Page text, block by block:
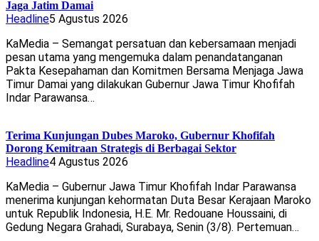
Jaga Jatim Damai
Headline5 Agustus 2026
KaMedia – Semangat persatuan dan kebersamaan menjadi
pesan utama yang mengemuka dalam penandatanganan
Pakta Kesepahaman dan Komitmen Bersama Menjaga Jawa
Timur Damai yang dilakukan Gubernur Jawa Timur Khofifah
Indar Parawansa…
Terima Kunjungan Dubes Maroko, Gubernur Khofifah
Dorong Kemitraan Strategis di Berbagai Sektor
Headline4 Agustus 2026
KaMedia – Gubernur Jawa Timur Khofifah Indar Parawansa
menerima kunjungan kehormatan Duta Besar Kerajaan Maroko
untuk Republik Indonesia, H.E. Mr. Redouane Houssaini, di
Gedung Negara Grahadi, Surabaya, Senin (3/8). Pertemuan…